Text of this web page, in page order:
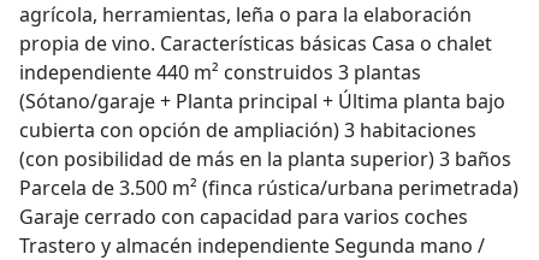
agrícola, herramientas, leña o para la elaboración
propia de vino. Características básicas Casa o chalet
independiente 440 m² construidos 3 plantas
(Sótano/garaje + Planta principal + Última planta bajo
cubierta con opción de ampliación) 3 habitaciones
(con posibilidad de más en la planta superior) 3 baños
Parcela de 3.500 m² (finca rústica/urbana perimetrada)
Garaje cerrado con capacidad para varios coches
Trastero y almacén independiente Segunda mano /